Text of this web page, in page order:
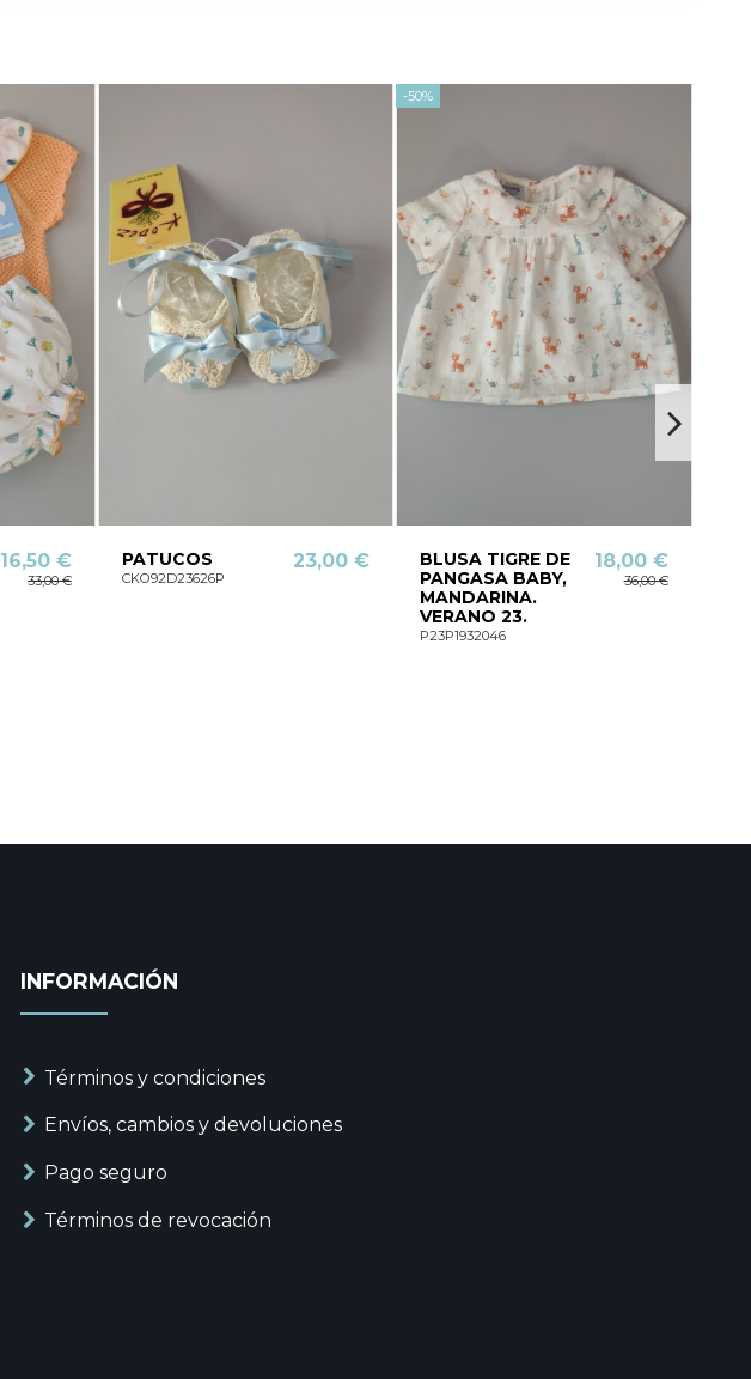
16,50 €
33,00 €
PATUCOS
CKO92D23626P
23,00 €
-50%
BLUSA TIGRE DE
PANGASA BABY,
MANDARINA.
VERANO 23.
P23P1932046
18,00 €
36,00 €
INFORMACIÓN
Términos y condiciones
Envíos, cambios y devoluciones
Pago seguro
Términos de revocación